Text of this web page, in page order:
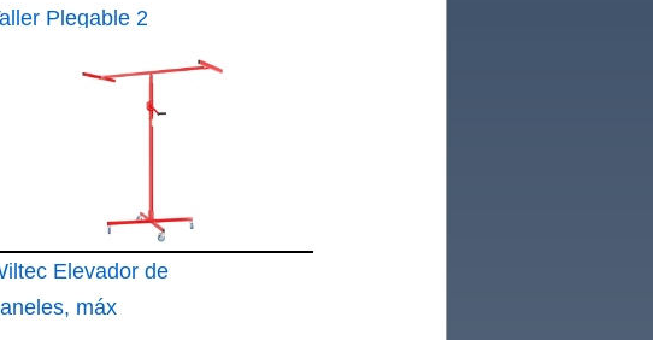
Plegable 2
Elevador de
máx